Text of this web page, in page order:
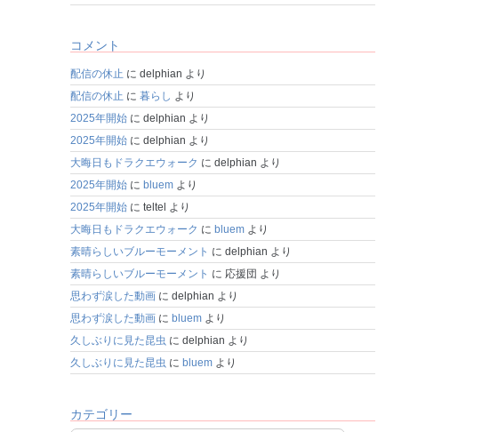
コメント
配信の休止 に delphian より
配信の休止 に 暮らし より
2025年開始に delphian より
2025年開始に delphian より
大晦日もドラクエウォーク に delphian より
2025年開始に bluemより
2025年開始に teltel より
大晦日もドラクエウォーク に bluemより
素晴らしいブルーモーメント に delphian より
素晴らしいブルーモーメント に 応援団 より
思わず涙した動画に delphian より
思わず涙した動画に bluemより
久しぶりに見た昆虫 に delphian より
久しぶりに見た昆虫 に bluemより
カテゴリー